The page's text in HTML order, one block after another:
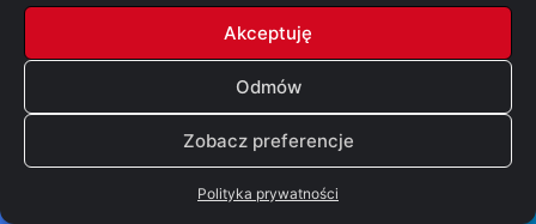
Akceptuję
Odmów
Zobacz preferencje
Polityka prywatności
musiałbym tu pope...
Man_of_lowicz -Pomylone Analizy: Ród
smoka, sezon 3, odcinek 7 – „Smok w
zimie” [SPOILERY]
05/08/2026
no ale w serialu już zebrali. o czym więc
będzie oststni sez...